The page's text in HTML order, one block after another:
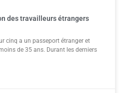
des travailleurs étrangers
cinq a un passeport étranger et
de 35 ans. Durant les derniers